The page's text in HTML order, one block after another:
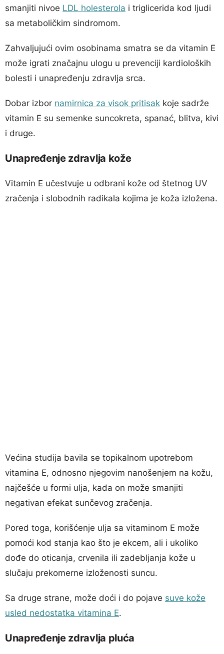
smanjiti nivoe LDL holesterola i triglicerida kod ljudi
sa metaboličkim sindromom.
Zahvaljujući ovim osobinama smatra se da vitamin E
može igrati značajnu ulogu u prevenciji kardioloških
bolesti i unapređenju zdravlja srca.
Dobar izbor namirnica za visok pritisak koje sadrže
vitamin E su semenke suncokreta, spanać, blitva, kivi
i druge.
Unapređenje zdravlja kože
Vitamin E učestvuje u odbrani kože od štetnog UV
zračenja i slobodnih radikala kojima je koža izložena.
Većina studija bavila se topikalnom upotrebom
vitamina E, odnosno njegovim nanošenjem na kožu,
najčešće u formi ulja, kada on može smanjiti
negativan efekat sunčevog zračenja.
Pored toga, korišćenje ulja sa vitaminom E može
pomoći kod stanja kao što je ekcem, ali i ukoliko
dođe do oticanja, crvenila ili zadebljanja kože u
slučaju prekomerne izloženosti suncu.
Sa druge strane, može doći i do pojave suve kože
usled nedostatka vitamina E.
Unapređenje zdravlja pluća